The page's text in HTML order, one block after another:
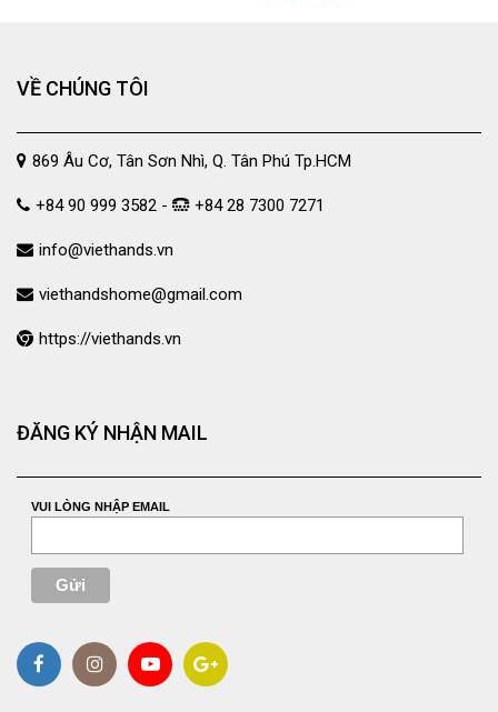
VỀ CHÚNG TÔI
869 Âu Cơ, Tân Sơn Nhì, Q. Tân Phú Tp.HCM
+84 90 999 3582 - +84 28 7300 7271
info@viethands.vn
viethandshome@gmail.com
https://viethands.vn
ĐĂNG KÝ NHẬN MAIL
VUI LÒNG NHẬP EMAIL